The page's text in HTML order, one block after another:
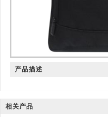
产品描述
相关产品